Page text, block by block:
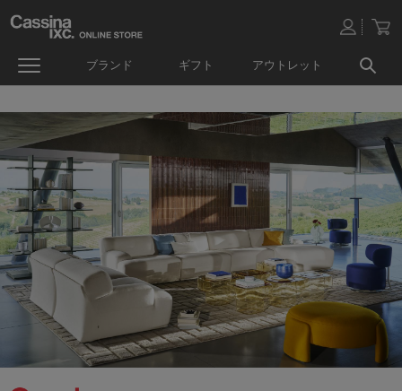
ブランド ギフト アウトレット